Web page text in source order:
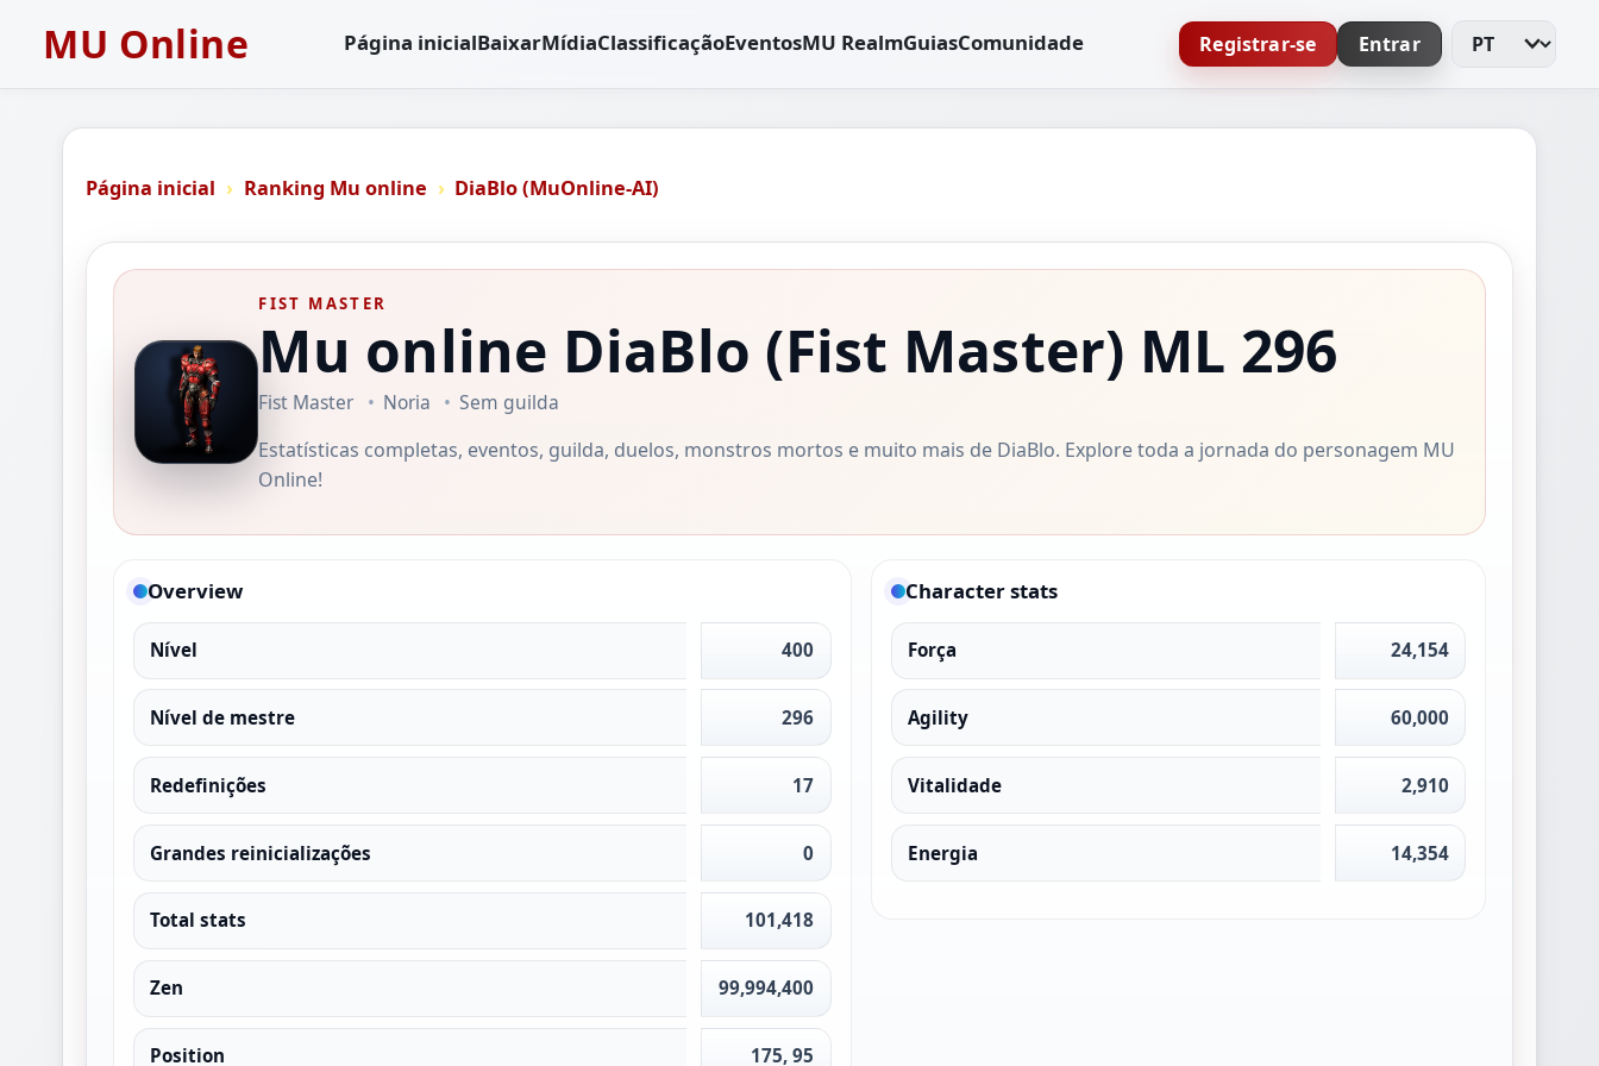
MU Online Página inicialBaixarMídiaClassificaçãoEventosMU RealmGuiasComunidade Registrar-se Entrar Alterar idioma
Página inicial Ranking Mu online DiaBlo (MuOnline-AI)
FIST MASTER
Mu online DiaBlo (Fist Master) ML 296
Fist Master Noria
Sem guilda
Estatísticas completas, eventos, guilda, duelos, monstros mortos e muito mais de DiaBlo. Explore toda a jornada do personagem MU
Online!
Overview
Nível 400
Nível de mestre 296
Redefinições 17
Grandes reinicializações 0
Total stats 101,418
Zen 99,994,400
Position 175, 95
Character stats
Força 24,154
Agility 60,000
Vitalidade 2,910
Energia 14,354